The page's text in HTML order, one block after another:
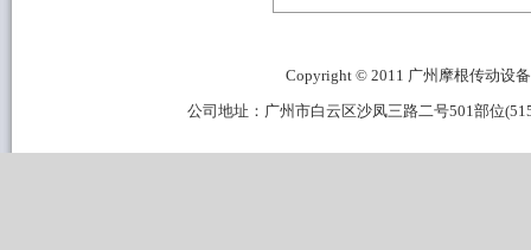
Copyright © 2011 广州摩根传动设
公司地址：广州市白云区沙凤三路二号501部位